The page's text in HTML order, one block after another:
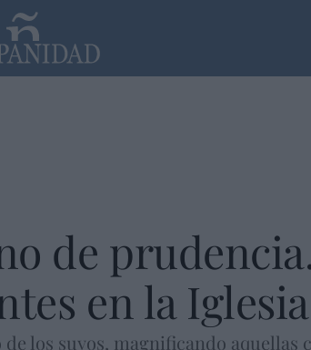
de
en la Iglesia
los suyos, magnificando aquellas